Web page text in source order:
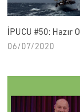
İPUCU #50: Hazır
06/07/2020